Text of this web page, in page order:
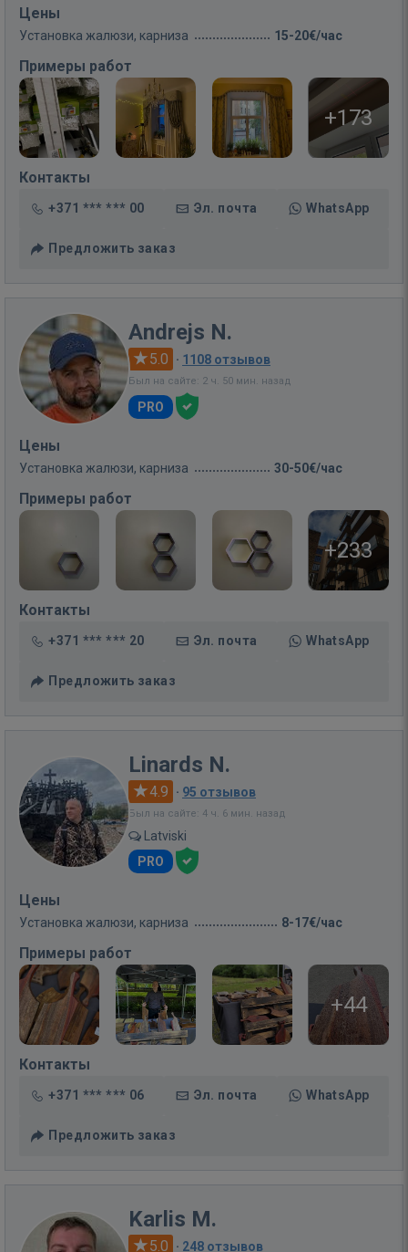
Цены
Установка жалюзи, карниза 15-20€/час
Примеры работ
+173
Контакты
+371 *** *** 00 Эл. почта WhatsApp
Предложить заказ
Andrejs N.
5.0 · 1108 отзывов
Был на сайте: 2 ч. 50 мин. назад
PRO
Цены
Установка жалюзи, карниза 30-50€/час
Примеры работ
+233
Контакты
+371 *** *** 20 Эл. почта WhatsApp
Предложить заказ
Linards N.
4.9 · 95 отзывов
Был на сайте: 4 ч. 6 мин. назад
Latviski
PRO
Цены
Установка жалюзи, карниза 8-17€/час
Примеры работ
+44
Контакты
+371 *** *** 06 Эл. почта WhatsApp
Предложить заказ
Karlis M.
5.0 · 248 отзывов